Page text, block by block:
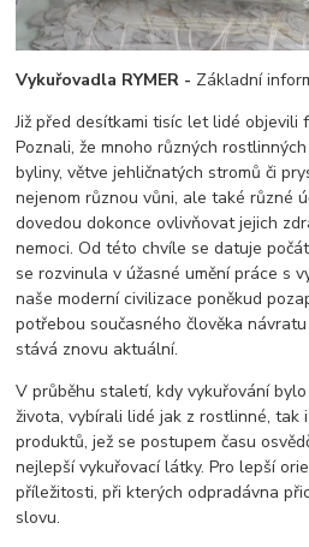
Vykuřovadla RYMER - Základní
Již před desítkami tisíc let lidé objevili
Poznali, že mnoho různých
byliny, větve jehličnatých stromů či
nejenom různou vůni, ale také různé
dovedou dokonce ovlivňovat jejich
nemoci. Od této chvíle se datuje
se rozvinula v úžasné umění práce s
naše moderní civilizace poněkud
potřebou současného člověka
stává znovu aktuální.
V průběhu staletí, kdy vykuřování
života, vybírali lidé jak z rostlinné, tak
produktů, jež se postupem času
nejlepší vykuřovací látky. Pro lepší
příležitosti, při kterých odpradávna
slovu.